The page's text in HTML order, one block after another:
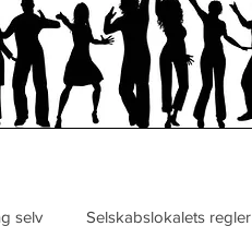
selv Selskabslokalets regler